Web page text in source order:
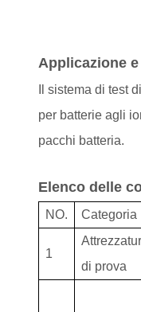
Applicazione
Il sistema di test
per batterie agli
pacchi batteria.
Elenco delle
NO. Categoria
1
di prova